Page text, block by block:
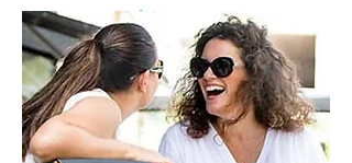
מוזמנת לבקר
בסטודיו